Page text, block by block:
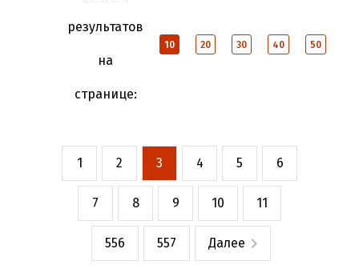
результатов
на
странице:
10 20 30 40 50
1 2 3 4 5 6
7 8 9 10 11
556 557 Далее